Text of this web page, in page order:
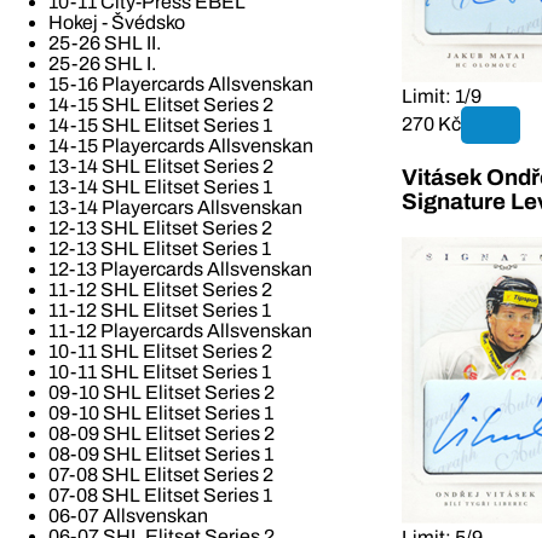
Hokej - Švédsko
25-26 SHL II.
25-26 SHL I.
15-16 Playercards Allsvenskan
14-15 SHL Elitset Series 2
14-15 SHL Elitset Series 1
14-15 Playercards Allsvenskan
13-14 SHL Elitset Series 2
13-14 SHL Elitset Series 1
13-14 Playercars Allsvenskan
12-13 SHL Elitset Series 2
12-13 SHL Elitset Series 1
12-13 Playercards Allsvenskan
11-12 SHL Elitset Series 2
11-12 SHL Elitset Series 1
11-12 Playercards Allsvenskan
10-11 SHL Elitset Series 2
10-11 SHL Elitset Series 1
09-10 SHL Elitset Series 2
09-10 SHL Elitset Series 1
08-09 SHL Elitset Series 2
08-09 SHL Elitset Series 1
07-08 SHL Elitset Series 2
07-08 SHL Elitset Series 1
06-07 Allsvenskan
Limit: 1/9
270 Kč
Vitásek
Signature